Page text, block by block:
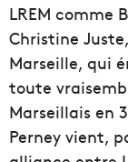
LREM comme
Christine
Marseille, qui
toute
Marseillais en
Perney vient,